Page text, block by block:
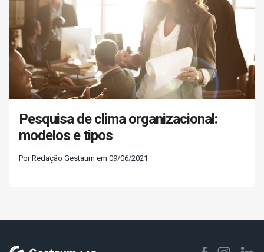
Pesquisa de clima organizacional:
modelos e tipos
Por Redação Gestaum em 09/06/2021